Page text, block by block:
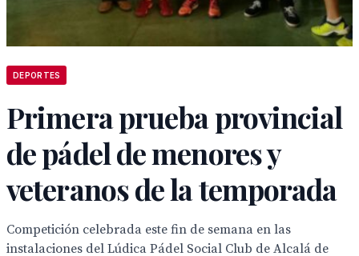
DEPORTES
Primera prueba provincial
de pádel de menores y
veteranos de la temporada
Competición celebrada este fin de semana en las
instalaciones del Lúdica Pádel Social Club de Alcalá de